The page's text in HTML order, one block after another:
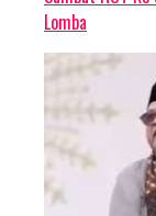
Lomba